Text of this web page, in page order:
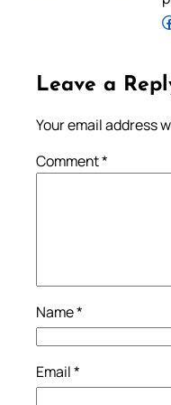
Follow Pradeep on Facebook
Leave a
Your email address
Comment*
Name*
Email*